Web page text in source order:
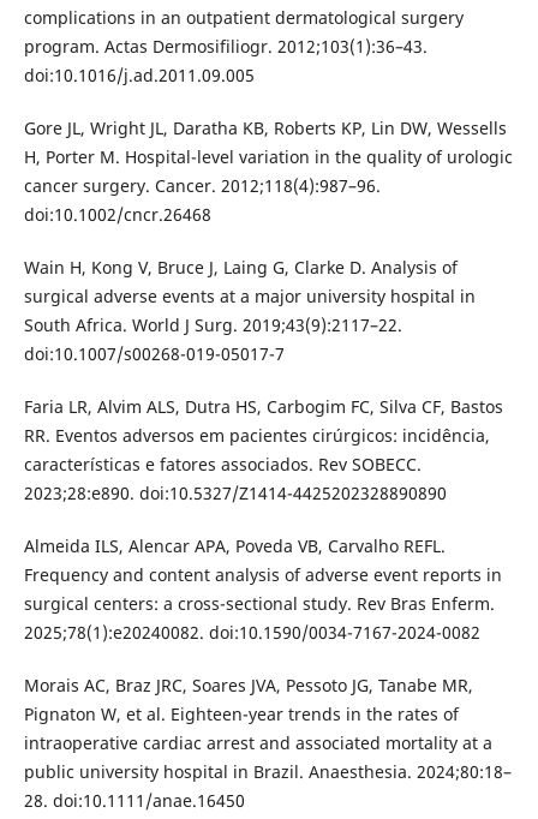
complications in an outpatient dermatological surgery
program. Actas Dermosifiliogr. 2012;103(1):36–43.
doi:10.1016/j.ad.2011.09.005
Gore JL, Wright JL, Daratha KB, Roberts KP, Lin DW, Wessells
H, Porter M. Hospital-level variation in the quality of urologic
cancer surgery. Cancer. 2012;118(4):987–96.
doi:10.1002/cncr.26468
Wain H, Kong V, Bruce J, Laing G, Clarke D. Analysis of
surgical adverse events at a major university hospital in
South Africa. World J Surg. 2019;43(9):2117–22.
doi:10.1007/s00268-019-05017-7
Faria LR, Alvim ALS, Dutra HS, Carbogim FC, Silva CF, Bastos
RR. Eventos adversos em pacientes cirúrgicos: incidência,
características e fatores associados. Rev SOBECC.
2023;28:e890. doi:10.5327/Z1414-4425202328890890
Almeida ILS, Alencar APA, Poveda VB, Carvalho REFL.
Frequency and content analysis of adverse event reports in
surgical centers: a cross-sectional study. Rev Bras Enferm.
2025;78(1):e20240082. doi:10.1590/0034-7167-2024-0082
Morais AC, Braz JRC, Soares JVA, Pessoto JG, Tanabe MR,
Pignaton W, et al. Eighteen-year trends in the rates of
intraoperative cardiac arrest and associated mortality at a
public university hospital in Brazil. Anaesthesia. 2024;80:18–
28. doi:10.1111/anae.16450